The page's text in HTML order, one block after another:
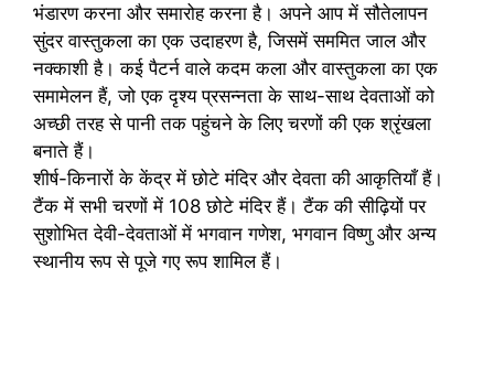
भंडारण करना और समारोह करना है। अपने आप में सौतेलापन
सुंदर वास्तुकला का एक उदाहरण है, जिसमें सममित जाल और
नक्काशी है। कई पैटर्न वाले कदम कला और वास्तुकला का एक
समामेलन हैं, जो एक दृश्य प्रसन्नता के साथ-साथ देवताओं को
अच्छी तरह से पानी तक पहुंचने के लिए चरणों की एक श्रृंखला
बनाते हैं।
शीर्ष-किनारों के केंद्र में छोटे मंदिर और देवता की आकृतियाँ हैं।
टैंक में सभी चरणों में 108 छोटे मंदिर हैं। टैंक की सीढ़ियों पर
सुशोभित देवी-देवताओं में भगवान गणेश, भगवान विष्णु और अन्य
स्थानीय रूप से पूजे गए रूप शामिल हैं।